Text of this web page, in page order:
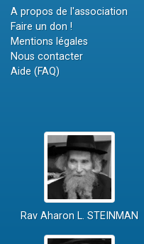
A propos de l'association
Faire un don !
Mentions légales
Nous contacter
Aide (FAQ)
Rav Aharon L. STEINMAN